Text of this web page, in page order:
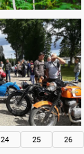
24 25 26